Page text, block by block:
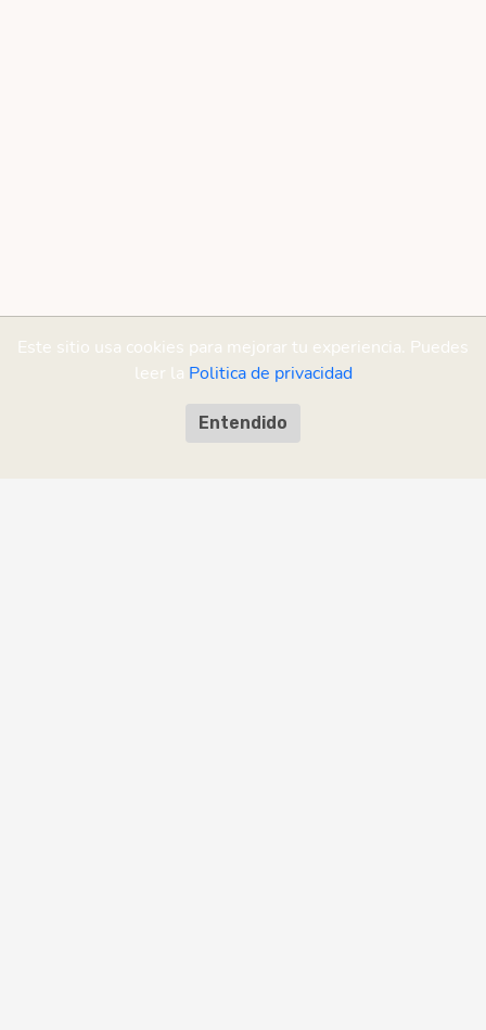
Este sitio usa cookies para mejorar tu experiencia. Puedes
leer la Politica de privacidad
Entendido